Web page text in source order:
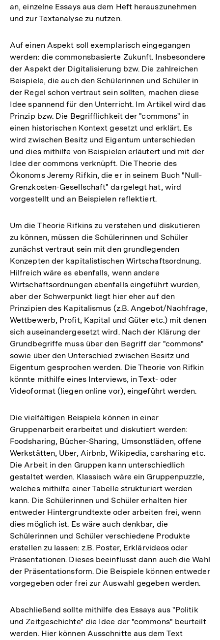
an, einzelne Essays aus dem Heft herauszunehmen
und zur Textanalyse zu nutzen.
Auf einen Aspekt soll exemplarisch eingegangen
werden: die commonsbasierte Zukunft. Insbesondere
der Aspekt der Digitalisierung bzw. Die zahlreichen
Beispiele, die auch den Schülerinnen und Schüler in
der Regel schon vertraut sein sollten, machen diese
Idee spannend für den Unterricht. Im Artikel wird das
Prinzip bzw. Die Begrifflichkeit der "commons" in
einen historischen Kontext gesetzt und erklärt. Es
wird zwischen Besitz und Eigentum unterschieden
und dies mithilfe von Beispielen erläutert und mit der
Idee der commons verknüpft. Die Theorie des
Ökonoms Jeremy Rifkin, die er in seinem Buch "Null-
Grenzkosten-Gesellschaft" dargelegt hat, wird
vorgestellt und an Beispielen reflektiert.
Um die Theorie Rifkins zu verstehen und diskutieren
zu können, müssen die Schülerinnen und Schüler
zunächst vertraut sein mit den grundlegenden
Konzepten der kapitalistischen Wirtschaftsordnung.
Hilfreich wäre es ebenfalls, wenn andere
Wirtschaftsordnungen ebenfalls eingeführt wurden,
aber der Schwerpunkt liegt hier eher auf den
Prinzipien des Kapitalismus (z.B. Angebot/Nachfrage,
Wettbewerb, Profit, Kapital und Güter etc.) mit denen
sich auseinandergesetzt wird. Nach der Klärung der
Grundbegriffe muss über den Begriff der "commons"
sowie über den Unterschied zwischen Besitz und
Eigentum gesprochen werden. Die Theorie von Rifkin
könnte mithilfe eines Interviews, in Text- oder
Videoformat (liegen online vor), eingeführt werden.
Die vielfältigen Beispiele können in einer
Gruppenarbeit erarbeitet und diskutiert werden:
Foodsharing, Bücher-Sharing, Umsonstläden, offene
Werkstätten, Uber, Airbnb, Wikipedia, carsharing etc.
Die Arbeit in den Gruppen kann unterschiedlich
gestaltet werden. Klassisch wäre ein Gruppenpuzzle,
welches mithilfe einer Tabelle strukturiert werden
kann. Die Schülerinnen und Schüler erhalten hier
entweder Hintergrundtexte oder arbeiten frei, wenn
dies möglich ist. Es wäre auch denkbar, die
Schülerinnen und Schüler verschiedene Produkte
erstellen zu lassen: z.B. Poster, Erklärvideos oder
Präsentationen. Dieses beeinflusst dann auch die Wahl
der Präsentationsform. Die Beispiele können entweder
vorgegeben oder frei zur Auswahl gegeben werden.
Abschließend sollte mithilfe des Essays aus "Politik
und Zeitgeschichte" die Idee der "commons" beurteilt
werden. Hier können Ausschnitte aus dem Text